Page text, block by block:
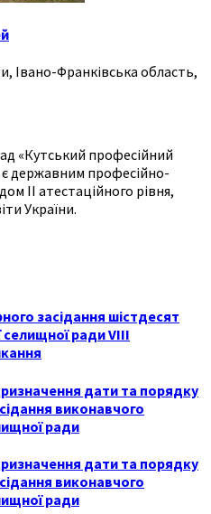
Івано-Франківська область,
«Кутський професійний
державним професійно-
ІІ атестаційного рівня,
України.
засідання шістдесят
селищної ради VIII
дати та порядку
виконавчого
ради
дати та порядку
виконавчого
ради